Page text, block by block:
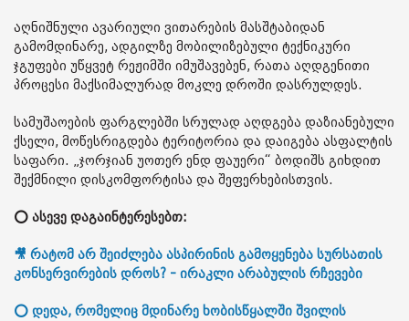
აღნიშნული ავარიული ვითარების მასშტაბიდან
გამომდინარე, ადგილზე მობილიზებული ტექნიკური
ჯგუფები უწყვეტ რეჟიმში იმუშავებენ, რათა აღდგენითი
პროცესი მაქსიმალურად მოკლე დროში დასრულდეს.
სამუშაოების ფარგლებში სრულად აღდგება დაზიანებული
ქსელი, მოწესრიგდება ტერიტორია და დაიგება ასფალტის
საფარი. „ჯორჯიან უოთერ ენდ ფაუერი“ ბოდიშს გიხდით
შექმნილი დისკომფორტისა და შეფერხებისთვის.
⭕ ასევე დაგაინტერესებთ:
🎥 რატომ არ შეიძლება ასპირინის გამოყენება სურსათის
კონსერვირების დროს? - ირაკლი არაბულის რჩევები
⭕ დედა, რომელიც მდინარე ხობისწყალში შვილის